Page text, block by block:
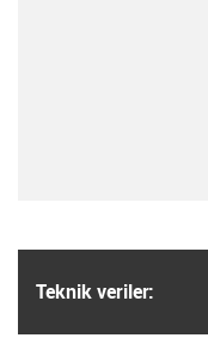
Teknik veriler: